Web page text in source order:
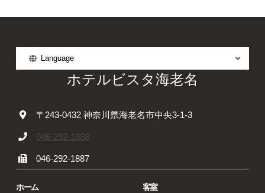
Language
ホテルビスタ海老名
〒243-0432 神奈川県海老名市中央3-1-3
046-292-1888
046-292-1887
ホーム 客室